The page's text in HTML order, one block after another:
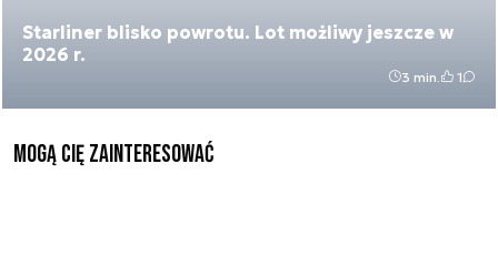
Starliner blisko powrotu. Lot możliwy jeszcze w
2026 r.
3 min. 1
Mogą Cię zainteresować